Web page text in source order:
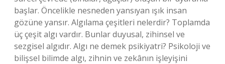
başlar. Öncelikle nesneden yansıyan ışık insan
gözüne yansır. Algılama çeşitleri nelerdir? Toplamda
üç çeşit algı vardır. Bunlar duyusal, zihinsel ve
sezgisel algıdır. Algı ne demek psikiyatri? Psikoloji ve
bilişsel bilimde algı, zihnin ve zekânın işleyişini